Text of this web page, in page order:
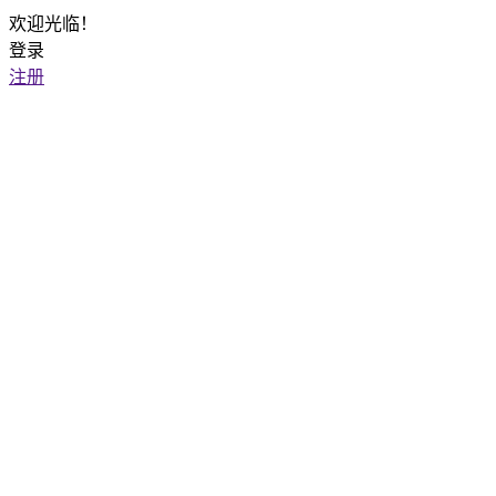
欢迎光临！
登录
注册